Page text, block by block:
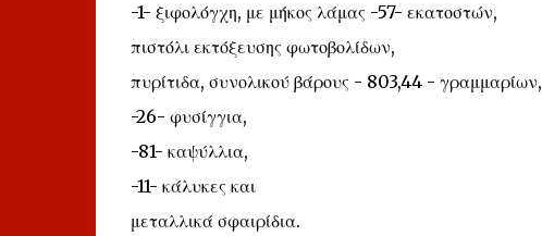
-1- ξιφολόγχη, με μήκος λάμας -57- εκατοστών,
πιστόλι εκτόξευσης φωτοβολίδων,
πυρίτιδα, συνολικού βάρους - 803,44 - γραμμαρίων,
-26- φυσίγγια,
-81- καψύλλια,
-11- κάλυκες και
μεταλλικά σφαιρίδια.